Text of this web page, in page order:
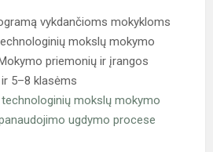
vykdančioms mokykloms
mokslų mokymo
priemonių ir įrangos
5–8 klasėms
mokslų mokymo
ugdymo procese